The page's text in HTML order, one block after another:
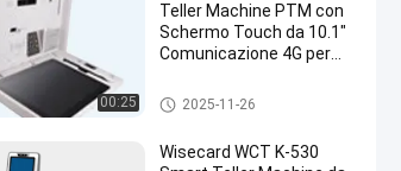
00:25
Teller Machine PTM con
Schermo Touch da 10.1"
Comunicazione 4G per
Carte
chiosco self service
2025-11-26
Wisecard WCT K-530